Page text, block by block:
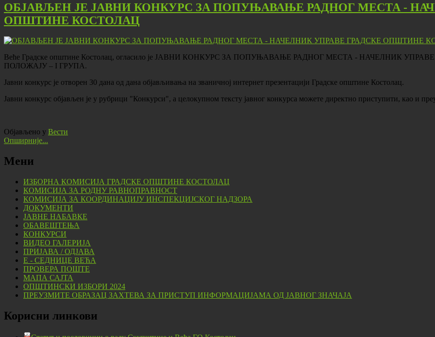
ОБЈАВЉЕН ЈЕ ЈАВНИ КОНКУРС ЗА ПОПУЊАВАЊЕ РАДНОГ МЕСТА -
ОПШТИНЕ КОСТОЛАЦ
Веће Градске општине Костолац, огласило је ЈАВНИ КОНКУРС ЗА ПОПУЊАВАЊЕ РАДНОГ МЕСТА - НАЧЕЛНИК
ПОЛОЖАЈУ – I ГРУПА.
Јавни конкурс је отворен 30 дана од дана објављивања на званичној интернет презентацији Градске општине Костолац.
Јавни конкурс објављен је у рубрици "Конкурси", а целокупном тексту јавног конкурса можете директно приступити, као и
Објављено у Вести
Опширније...
Мени
ИЗБОРНА КОМИСИЈА ГРАДСКЕ ОПШТИНЕ КОСТОЛАЦ
КОМИСИЈА ЗА РОДНУ РАВНОПРАВНОСТ
КОМИСИЈА ЗА КООРДИНАЦИЈУ ИНСПЕКЦИЈСКОГ НАДЗОРА
ДОКУМЕНТИ
ЈАВНЕ НАБАВКЕ
ОБАВЕШТЕЊА
КОНКУРСИ
ВИДЕО ГАЛЕРИЈА
ПРИЈАВА / ОДЈАВА
Е - СЕДНИЦЕ ВЕЋА
ПРОВЕРА ПОШТЕ
МАПА САЈТА
ОПШТИНСКИ ИЗБОРИ 2024
ПРЕУЗМИТЕ ОБРАЗАЦ ЗАХТЕВА ЗА ПРИСТУП ИНФОРМАЦИЈАМА ОД ЈАВНОГ ЗНАЧАЈА
Корисни линкови